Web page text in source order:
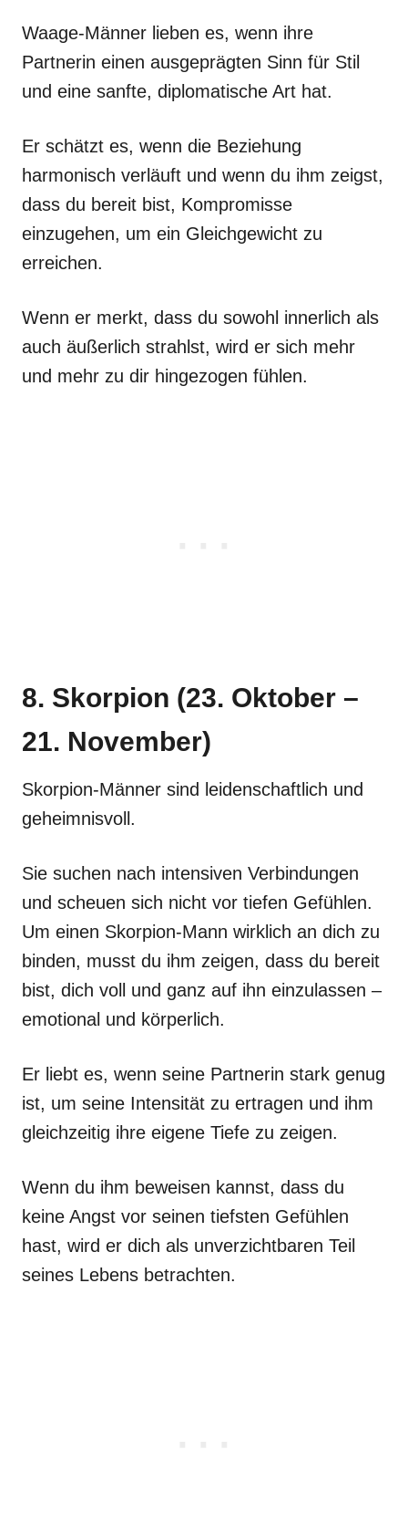
Waage-Männer lieben es, wenn ihre
Partnerin einen ausgeprägten Sinn für Stil
und eine sanfte, diplomatische Art hat.
Er schätzt es, wenn die Beziehung
harmonisch verläuft und wenn du ihm zeigst,
dass du bereit bist, Kompromisse
einzugehen, um ein Gleichgewicht zu
erreichen.
Wenn er merkt, dass du sowohl innerlich als
auch äußerlich strahlst, wird er sich mehr
und mehr zu dir hingezogen fühlen.
8. Skorpion (23. Oktober –
21. November)
Skorpion-Männer sind leidenschaftlich und
geheimnisvoll.
Sie suchen nach intensiven Verbindungen
und scheuen sich nicht vor tiefen Gefühlen.
Um einen Skorpion-Mann wirklich an dich zu
binden, musst du ihm zeigen, dass du bereit
bist, dich voll und ganz auf ihn einzulassen –
emotional und körperlich.
Er liebt es, wenn seine Partnerin stark genug
ist, um seine Intensität zu ertragen und ihm
gleichzeitig ihre eigene Tiefe zu zeigen.
Wenn du ihm beweisen kannst, dass du
keine Angst vor seinen tiefsten Gefühlen
hast, wird er dich als unverzichtbaren Teil
seines Lebens betrachten.